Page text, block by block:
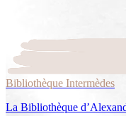
Bibliothèque Intermèdes
La Bibliothèque